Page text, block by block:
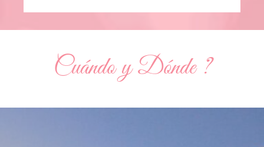
Cuándo y Dónde ?